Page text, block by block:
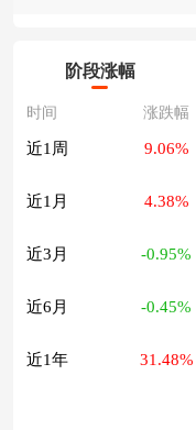
阶段涨幅
时间 涨跌幅
近1周 9.06%
近1月 4.38%
近3月 -0.95%
近6月 -0.45%
近1年 31.48%